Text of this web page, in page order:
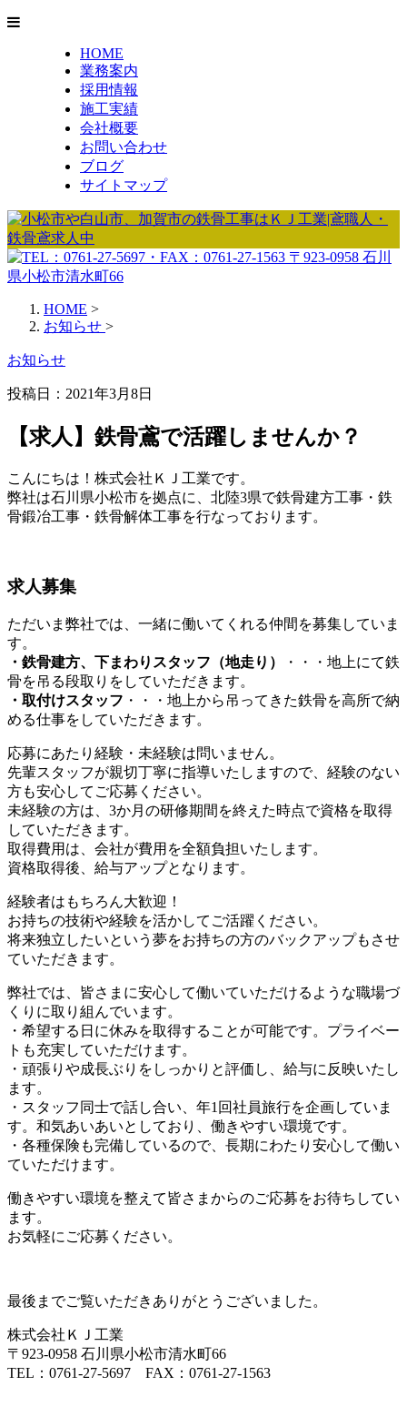
HOME
業務案内
採用情報
施工実績
会社概要
お問い合わせ
ブログ
サイトマップ
HOME >
お知らせ >
お知らせ
投稿日：2021年3月8日
【求人】鉄骨鳶で活躍しませんか？
こんにちは！株式会社ＫＪ工業です。
弊社は石川県小松市を拠点に、北陸3県で鉄骨建方工事・鉄
骨鍛冶工事・鉄骨解体工事を行なっております。
求人募集
ただいま弊社では、一緒に働いてくれる仲間を募集していま
す。
・鉄骨建方、下まわりスタッフ（地走り）
・・・地上にて鉄
骨を吊る段取りをしていただきます。
・取付けスタッフ ・・・地上から吊ってきた鉄骨を高所で納
める仕事をしていただきます。
応募にあたり経験・未経験は問いません。
先輩スタッフが親切丁寧に指導いたしますので、経験のない
方も安心してご応募ください。
未経験の方は、3か月の研修期間を終えた時点で資格を取得
していただきます。
取得費用は、会社が費用を全額負担いたします。
資格取得後、給与アップとなります。
経験者はもちろん大歓迎！
お持ちの技術や経験を活かしてご活躍ください。
将来独立したいという夢をお持ちの方のバックアップもさせ
ていただきます。
弊社では、皆さまに安心して働いていただけるような職場づ
くりに取り組んでいます。
・希望する日に休みを取得することが可能です。プライベー
トも充実していただけます。
・頑張りや成長ぶりをしっかりと評価し、給与に反映いたし
ます。
・スタッフ同士で話し合い、年1回社員旅行を企画していま
す。和気あいあいとしており、働きやすい環境です。
・各種保険も完備しているので、長期にわたり安心して働い
ていただけます。
働きやすい環境を整えて皆さまからのご応募をお待ちしてい
ます。
お気軽にご応募ください。
最後までご覧いただきありがとうございました。
株式会社ＫＪ工業
〒923-0958 石川県小松市清水町66
TEL：0761-27-5697 FAX：0761-27-1563